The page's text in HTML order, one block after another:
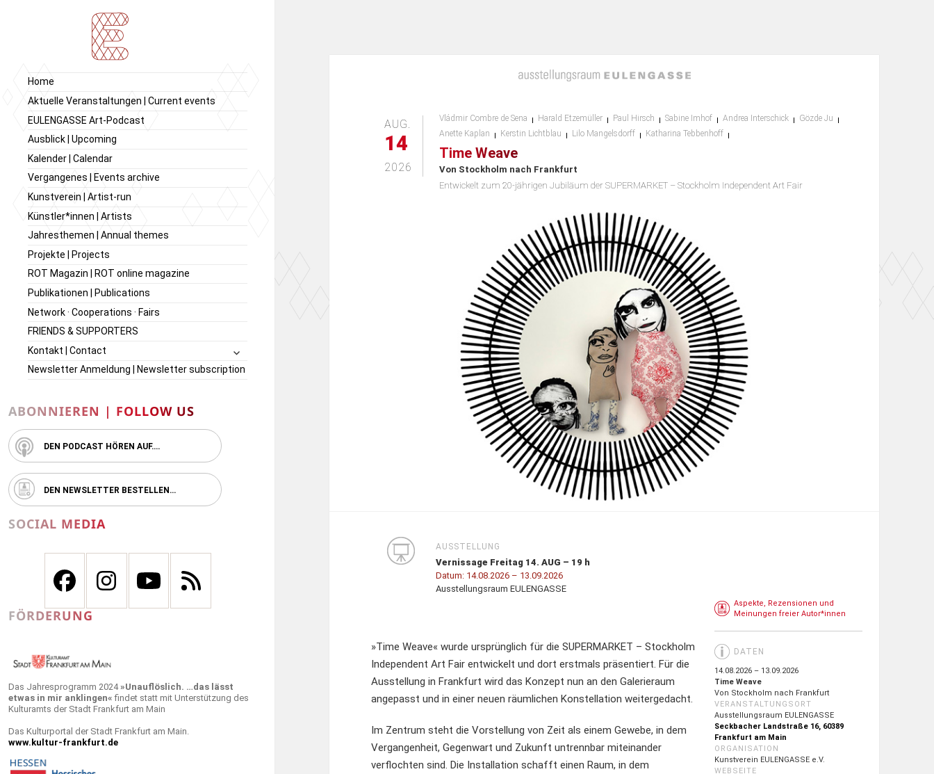
Ausstellungsraum
EULENGASSE
zeitgenössischer Kunst,
Kunstverein
EULENGASSE e.V.
Home
Aktuelle Veranstaltungen | Current events
EULENGASSE Art-Podcast
Ausblick | Upcoming
Kalender | Calendar
Vergangenes | Events archive
Kunstverein | Artist-run
Künstler*innen | Artists
Jahresthemen | Annual themes
Projekte | Projects
ROT Magazin | ROT online magazine
Publikationen | Publications
Network · Cooperations · Fairs
FRIENDS & SUPPORTERS
Kontakt | Contact
Newsletter Anmeldung | Newsletter subscription
ABONNIEREN | FOLLOW US
DEN PODCAST HÖREN AUF….
DEN NEWSLETTER BESTELLEN…
SOCIAL MEDIA
FÖRDERUNG
Das Jahresprogramm 2024»Unauflöslich. …das lässt
etwas in mir anklingen« findet statt mit Unterstützung des
Kulturamts der Stadt Frankfurt am Main
Das Kulturportal der Stadt Frankfurt am Main.
www.kultur-frankfurt.de
AUG.
14
2026
Vládmir Combre de Sena Harald Etzemüller Paul Hirsch Sabine Imhof Andrea Interschick
Gözde Ju
Anette Kaplan
Kerstin Lichtblau Lilo Mangelsdorff Katharina Tebbenhoff
Time Weave
Von Stockholm nach Frankfurt
Entwickelt zum 20-jährigen Jubiläum der SUPERMARKET – Stockholm Independent Art Fair
AUSSTELLUNG
Vernissage Freitag 14. AUG – 19 h
Datum: 14.08.2026 – 13.09.2026
Ausstellungsraum EULENGASSE
Aspekte, Rezensionen und
Meinungen freier Autor*innen
DATEN
14.08.2026 – 13.09.2026
Time Weave
Von Stockholm nach Frankfurt
VERANSTALTUNGSORT
Ausstellungsraum EULENGASSE
Seckbacher Landstraße 16, 60389
Frankfurt am Main
ORGANISATION
Kunstverein EULENGASSE e.V.
WEBSEITE
»Time Weave« wurde ursprünglich für die SUPERMARKET – Stockholm
Independent Art Fair entwickelt und dort erstmals präsentiert. Für die
Ausstellung in Frankfurt wird das Konzept nun an den Galerieraum
angepasst und in einer neuen räumlichen Konstellation weitergedacht.
Im Zentrum steht die Vorstellung von Zeit als einem Gewebe, in dem
Vergangenheit, Gegenwart und Zukunft untrennbar miteinander
verflochten sind. Die Installation schafft einen Raum, in dem